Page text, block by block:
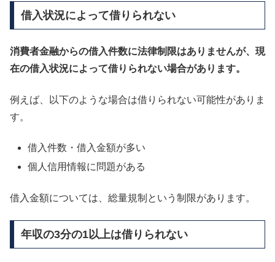
借入状況によって借りられない
消費者金融からの借入件数に法律制限はありませんが、現
在の借入状況によって借りられない場合があります。
例えば、以下のような場合は借りられない可能性がありま
す。
借入件数・借入金額が多い
個人信用情報に問題がある
借入金額については、総量規制という制限があります。
年収の3分の1以上は借りられない